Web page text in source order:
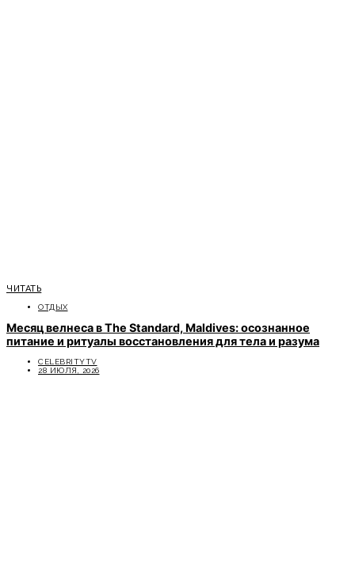
ЧИТАТЬ
ОТДЫХ
Месяц велнеса в The Standard, Maldives: осознанное
питание и ритуалы восстановления для тела и разума
CELEBRITYTV
28 ИЮЛЯ, 2026